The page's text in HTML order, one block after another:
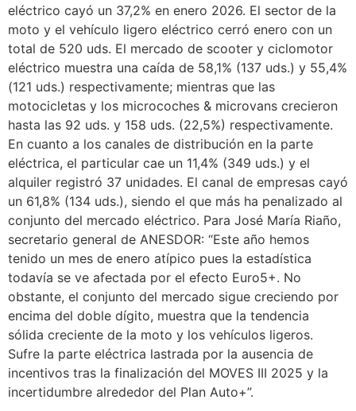
eléctrico cayó un 37,2% en enero 2026. El sector de la
moto y el vehículo ligero eléctrico cerró enero con un
total de 520 uds. El mercado de scooter y ciclomotor
eléctrico muestra una caída de 58,1% (137 uds.) y 55,4%
(121 uds.) respectivamente; mientras que las
motocicletas y los microcoches & microvans crecieron
hasta las 92 uds. y 158 uds. (22,5%) respectivamente.
En cuanto a los canales de distribución en la parte
eléctrica, el particular cae un 11,4% (349 uds.) y el
alquiler registró 37 unidades. El canal de empresas cayó
un 61,8% (134 uds.), siendo el que más ha penalizado al
conjunto del mercado eléctrico. Para José María Riaño,
secretario general de ANESDOR: “Este año hemos
tenido un mes de enero atípico pues la estadística
todavía se ve afectada por el efecto Euro5+. No
obstante, el conjunto del mercado sigue creciendo por
encima del doble dígito, muestra que la tendencia
sólida creciente de la moto y los vehículos ligeros.
Sufre la parte eléctrica lastrada por la ausencia de
incentivos tras la finalización del MOVES III 2025 y la
incertidumbre alrededor del Plan Auto+”.